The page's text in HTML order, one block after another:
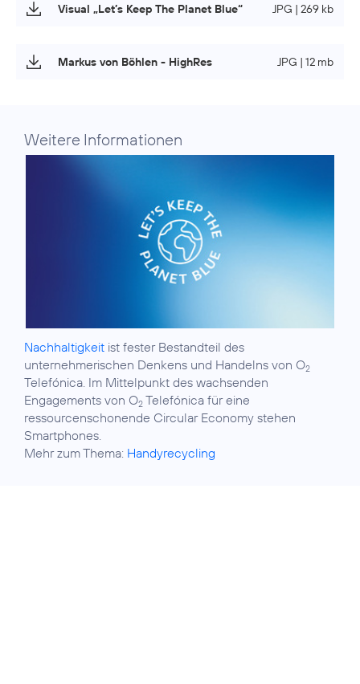
Visual „Let’s Keep The Planet Blue“ JPG | 269 kb
Markus von Böhlen - HighRes JPG | 12 mb
Weitere Informationen
Nachhaltigkeit ist fester Bestandteil des
unternehmerischen Denkens und Handelns von O2
Telefónica. Im Mittelpunkt des wachsenden
Engagements von O2 Telefónica für eine
ressourcenschonende Circular Economy stehen
Smartphones.
Mehr zum Thema: Handyrecycling